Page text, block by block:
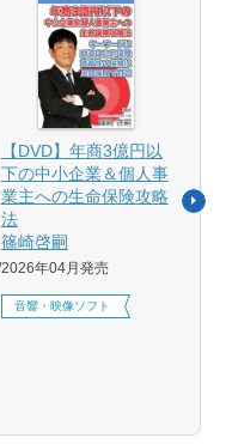
【DVD】年商3億円以
下の中小企業＆個人事
業主への生命保険攻略
法
篠崎啓嗣
2026年04月発売
音響・映像ソフト